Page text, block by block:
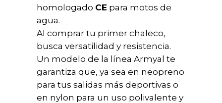
homologado CE para motos de
agua.
Al comprar tu primer chaleco,
busca versatilidad y resistencia.
Un modelo de la línea Armyal te
garantiza que, ya sea en neopreno
para tus salidas más deportivas o
en nylon para un uso polivalente y